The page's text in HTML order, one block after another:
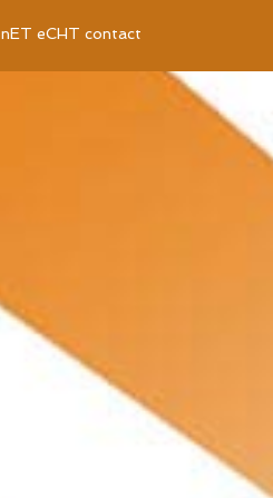
nET eCHT contact